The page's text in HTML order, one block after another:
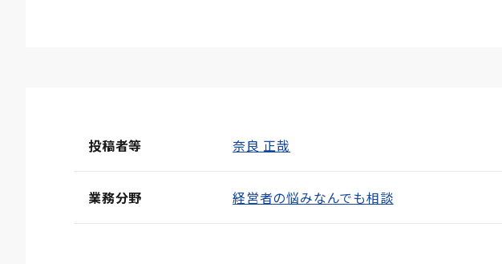
投稿者等 奈良 正哉
業務分野 経営者の悩みなんでも相談